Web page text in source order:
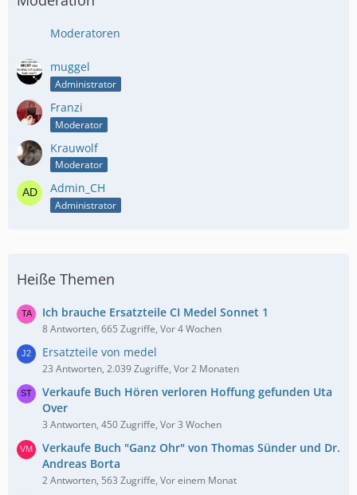
Moderatoren
muggel
Administrator
Franzi
Moderator
Krauwolf
Moderator
Admin_CH
Administrator
Heiße Themen
Ich brauche Ersatzteile CI Medel Sonnet 1
8 Antworten, 665 Zugriffe, Vor 4 Wochen
Ersatzteile von medel
23 Antworten, 2.039 Zugriffe, Vor 2 Monaten
Verkaufe Buch Hören verloren Hoffung gefunden Uta
Over
3 Antworten, 450 Zugriffe, Vor 3 Wochen
Verkaufe Buch "Ganz Ohr" von Thomas Sünder und Dr.
Andreas Borta
2 Antworten, 563 Zugriffe, Vor einem Monat